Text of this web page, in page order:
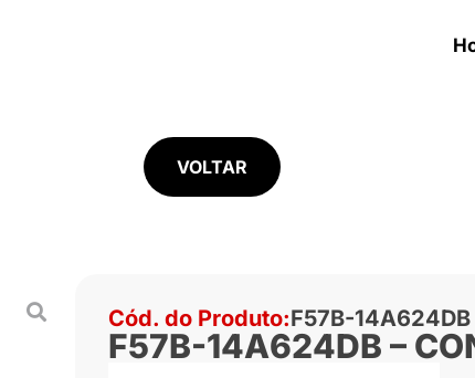
VOLTAR
Cód. do Produto:F57B-14A624DB
F57B-14A624DB –